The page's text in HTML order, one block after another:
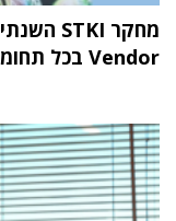
Vendor בכל תחומי שוק ה-IT